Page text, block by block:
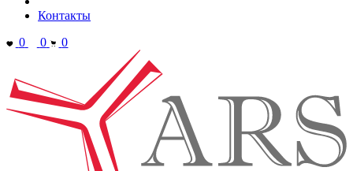
Контакты
0
0 0